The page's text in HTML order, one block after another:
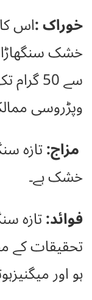
خوراک :اس
سے 50
وپڑروسی
مزاج:تازہ
خشک ہے۔
فوائد:تازہ
تحقیقات کے
ہو اور